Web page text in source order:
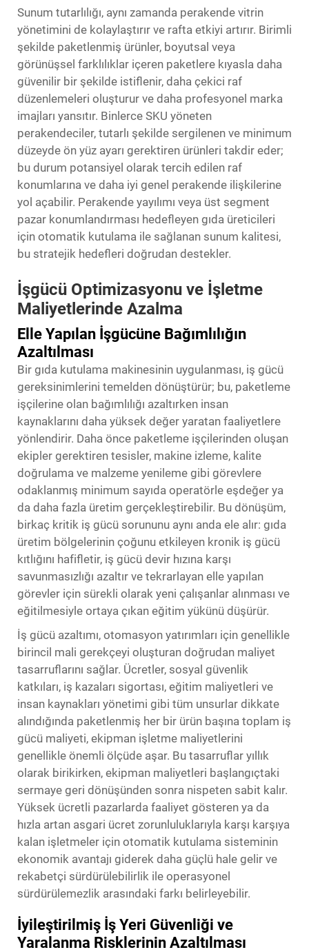
Sunum tutarlılığı, aynı zamanda perakende vitrin
yönetimini de kolaylaştırır ve rafta etkiyi artırır. Birimli
şekilde paketlenmiş ürünler, boyutsal veya
görünüşsel farklılıklar içeren paketlere kıyasla daha
güvenilir bir şekilde istiflenir, daha çekici raf
düzenlemeleri oluşturur ve daha profesyonel marka
imajları yansıtır. Binlerce SKU yöneten
perakendeciler, tutarlı şekilde sergilenen ve minimum
düzeyde ön yüz ayarı gerektiren ürünleri takdir eder;
bu durum potansiyel olarak tercih edilen raf
konumlarına ve daha iyi genel perakende ilişkilerine
yol açabilir. Perakende yayılımı veya üst segment
pazar konumlandırması hedefleyen gıda üreticileri
için otomatik kutulama ile sağlanan sunum kalitesi,
bu stratejik hedefleri doğrudan destekler.
İşgücü Optimizasyonu ve İşletme
Maliyetlerinde Azalma
Elle Yapılan İşgücüne Bağımlılığın
Azaltılması
Bir gıda kutulama makinesinin uygulanması, iş gücü
gereksinimlerini temelden dönüştürür; bu, paketleme
işçilerine olan bağımlılığı azaltırken insan
kaynaklarını daha yüksek değer yaratan faaliyetlere
yönlendirir. Daha önce paketleme işçilerinden oluşan
ekipler gerektiren tesisler, makine izleme, kalite
doğrulama ve malzeme yenileme gibi görevlere
odaklanmış minimum sayıda operatörle eşdeğer ya
da daha fazla üretim gerçekleştirebilir. Bu dönüşüm,
birkaç kritik iş gücü sorununu aynı anda ele alır: gıda
üretim bölgelerinin çoğunu etkileyen kronik iş gücü
kıtlığını hafifletir, iş gücü devir hızına karşı
savunmasızlığı azaltır ve tekrarlayan elle yapılan
görevler için sürekli olarak yeni çalışanlar alınması ve
eğitilmesiyle ortaya çıkan eğitim yükünü düşürür.
İş gücü azaltımı, otomasyon yatırımları için genellikle
birincil mali gerekçeyi oluşturan doğrudan maliyet
tasarruflarını sağlar. Ücretler, sosyal güvenlik
katkıları, iş kazaları sigortası, eğitim maliyetleri ve
insan kaynakları yönetimi gibi tüm unsurlar dikkate
alındığında paketlenmiş her bir ürün başına toplam iş
gücü maliyeti, ekipman işletme maliyetlerini
genellikle önemli ölçüde aşar. Bu tasarruflar yıllık
olarak birikirken, ekipman maliyetleri başlangıçtaki
sermaye geri dönüşünden sonra nispeten sabit kalır.
Yüksek ücretli pazarlarda faaliyet gösteren ya da
hızla artan asgari ücret zorunluluklarıyla karşı karşıya
kalan işletmeler için otomatik kutulama sisteminin
ekonomik avantajı giderek daha güçlü hale gelir ve
rekabetçi sürdürülebilirlik ile operasyonel
sürdürülemezlik arasındaki farkı belirleyebilir.
İyileştirilmiş İş Yeri Güvenliği ve
Yaralanma Risklerinin Azaltılması